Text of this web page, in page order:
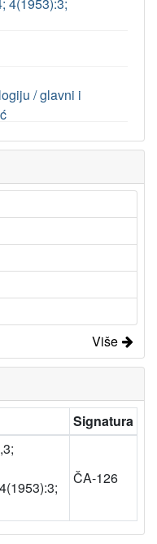
/ glavni i
Više
Signatura
ČA-126